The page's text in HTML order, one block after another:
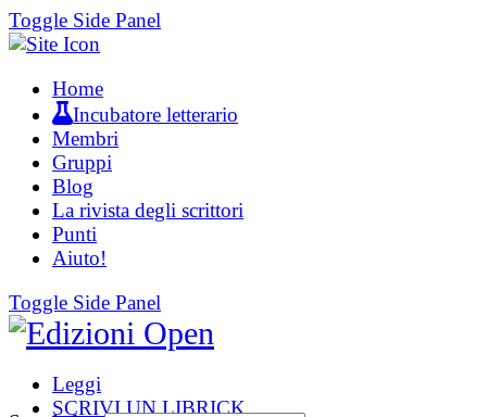
Toggle Side Panel
Home
Incubatore letterario
Membri
Gruppi
Blog
La rivista degli scrittori
Punti
Aiuto!
Toggle Side Panel
Leggi
SCRIVI UN LIBRICK